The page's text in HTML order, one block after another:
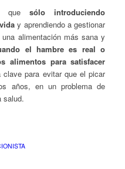
quesólo introduciendo
y aprendiendo a gestionar
alimentación más sana y
el hambre es real o
alimentos para satisfacer
clave para evitar que el picar
años, en un problema de
salud.